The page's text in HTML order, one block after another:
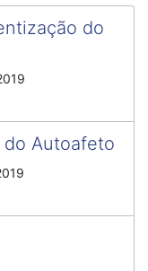
do
Autoafeto